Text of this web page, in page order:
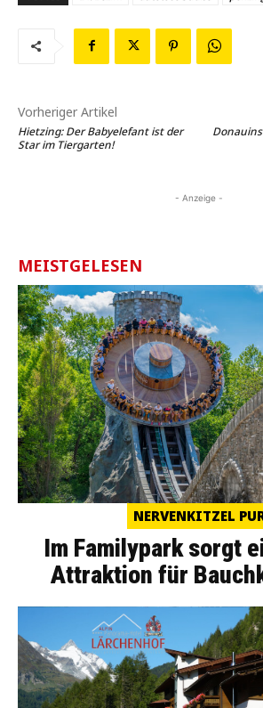
Vorheriger Artikel
Hietzing: Der Babyelefant ist der
Star im Tiergarten!
- Anzeige -
MEISTGELESEN
NERVENKITZEL
Im Familypark sorgt
Attraktion für